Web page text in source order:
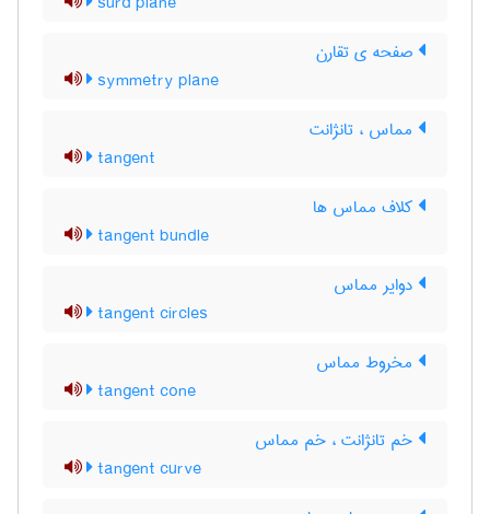
صفحه ی تقارن
symmetry plane
مماس ، تانژانت
tangent
کلاف مماس ها
tangent bundle
دوایر مماس
tangent circles
مخروط مماس
tangent cone
خم تانژانت ، خم مماس
tangent curve